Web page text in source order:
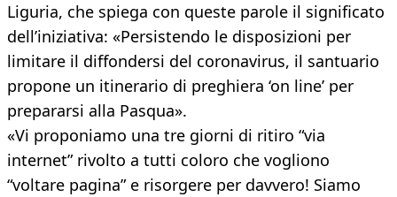
Liguria, che spiega con queste parole il significato
dell’iniziativa: «Persistendo le disposizioni per
limitare il diffondersi del coronavirus, il santuario
propone un itinerario di preghiera ‘on line’ per
prepararsi alla Pasqua».
«Vi proponiamo una tre giorni di ritiro “via
internet” rivolto a tutti coloro che vogliono
“voltare pagina” e risorgere per davvero! Siamo